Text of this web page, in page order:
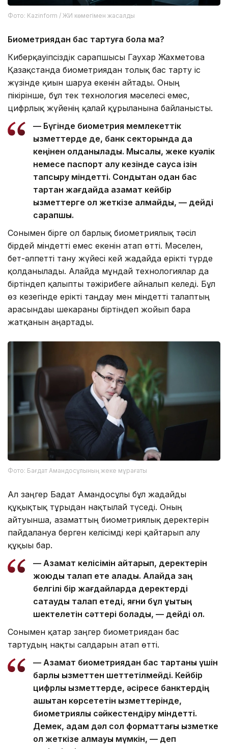
Фото: Kazinform / ЖИ көмегімен жасалды
Биометриядан бас тартуға бола ма?
Киберқауіпсіздік сарапшысы Гаухар Жахметова
Қазақстанда биометриядан толық бас тарту іс
жүзінде қиын шаруа екенін айтады. Оның
пікірінше, бұл тек технология мәселесі емес,
цифрлық жүйенің қалай құрылғанына байланысты.
— Бүгінде биометрия мемлекеттік
қызметтерде де, банк секторында да
кеңінен қолданылады. Мысалы, жеке куәлік
немесе паспорт алу кезінде саусақ ізін
тапсыру міндетті. Сондықтан одан бас
тартқан жағдайда азамат кейбір
қызметтерге қол жеткізе алмайды, — дейді
сарапшы.
Сонымен бірге ол барлық биометриялық тәсіл
бірдей міндетті емес екенін атап өтті. Мәселен,
бет-әлпетті тану жүйесі кей жағдайда ерікті түрде
қолданылады. Алайда мұндай технологиялар да
біртіндеп қалыпты тәжірибеге айналып келеді. Бұл
өз кезегінде ерікті таңдау мен міндетті талаптың
арасындағы шекараны біртіндеп жойып бара
жатқанын аңғартады.
Фото: Бағдат Амандосұлының жеке мұрағаты
Ал заңгер Бағдат Амандосұлы бұл жағдайды
құқықтық тұрғыдан нақтылай түседі. Оның
айтуынша, азаматтың биометриялық деректерін
пайдалануға берген келісімді кері қайтарып алу
құқығы бар.
— Азамат келісімін қайтарып, деректерін
жоюды талап ете алады. Алайда заң
белгілі бір жағдайларда деректерді
сақтауды талап етеді, яғни бұл құқықтың
шектелетін сәттері болады, — дейді ол.
Сонымен қатар заңгер биометриядан бас
тартудың нақты салдарын атап өтті.
— Азамат биометриядан бас тартқаны үшін
барлық қызметтен шеттетілмейді. Кейбір
цифрлық қызметтерде, әсіресе банктердің
қашықтан көрсететін қызметтерінде,
биометриялық сәйкестендіру міндетті.
Демек, адам дәл сол форматтағы қызметке
қол жеткізе алмауы мүмкін, — деп